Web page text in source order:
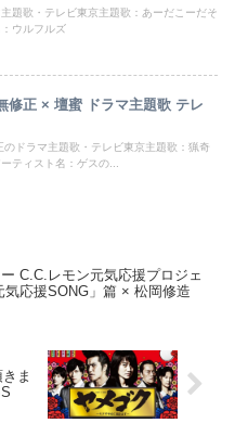
題歌・テレビ東京主題歌：あーだこーだそ
ウルフルズ
修正 × 壇蜜 ドラマ主題歌 テレ
のドラマ主題歌・テレビ東京主題歌：猟奇
ティスト名：ゲスの...
C.C.レモン元気応援プロジェ
気応援SONG」篇 × 松岡修造
ま